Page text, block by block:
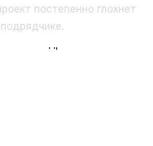
постепенно глохнет